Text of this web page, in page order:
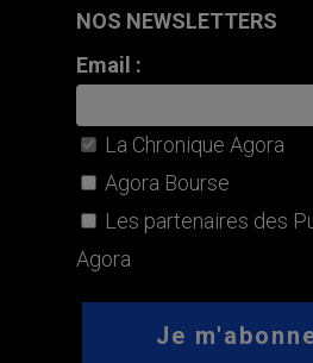
NOS NEWSLETTERS
Email :
La Chronique Agora
Agora Bourse
Les partenaires des
Agora